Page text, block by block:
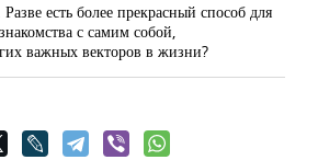
есть более прекрасный способ для
с самим собой,
важных векторов в жизни?